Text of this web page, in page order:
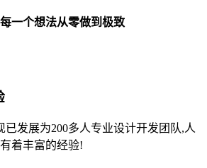
一个想法从零做到极致
已发展为200多人专业设计开发团队,人
着丰富的经验!